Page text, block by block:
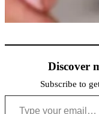
Discover
Subscribe to
Type your email…